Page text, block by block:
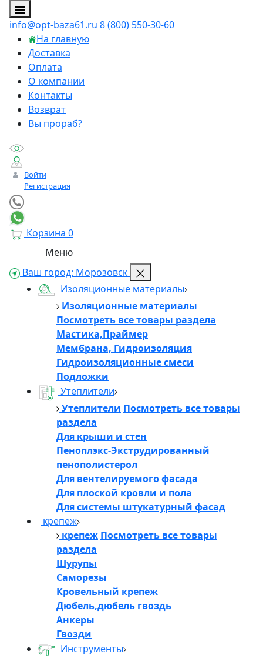
info@opt-baza61.ru 8 (800) 550-30-60
На главную
Доставка
Оплата
О компании
Контакты
Возврат
Вы прораб?
Войти
Регистрация
Корзина 0
Меню
Ваш город: Морозовск
Изоляционные материалы
Изоляционные материалы
Посмотреть все товары раздела
Мастика,Праймер
Мембрана, Гидроизоляция
Гидроизоляционные смеси
Подложки
Утеплители
Утеплители Посмотреть все товары
раздела
Для крыши и стен
Пеноплэкс-Экструдированный
пенополистерол
Для вентелируемого фасада
Для плоской кровли и пола
Для системы штукатурный фасад
крепеж
крепеж Посмотреть все товары
раздела
Шурупы
Саморезы
Кровельный крепеж
Дюбель,дюбель гвоздь
Анкеры
Гвозди
Инструменты